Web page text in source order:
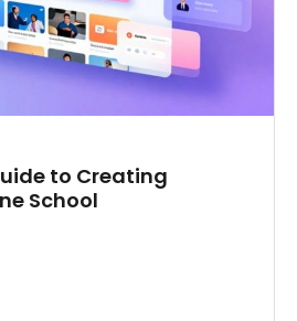
to Creating
School